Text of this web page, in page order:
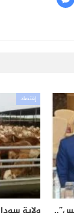
إقتصاد